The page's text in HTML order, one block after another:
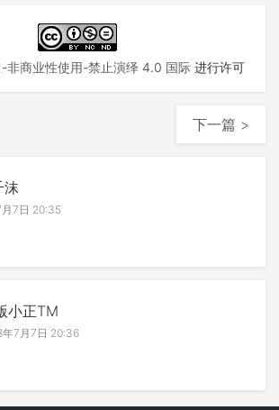
非商业性使用-禁止演绎 4.0 国际 进行许可
下一篇 >
沫
月7日 20:35
小正TM
年7月7日 20:36